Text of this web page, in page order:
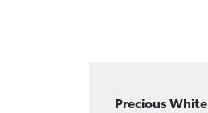
Precious White